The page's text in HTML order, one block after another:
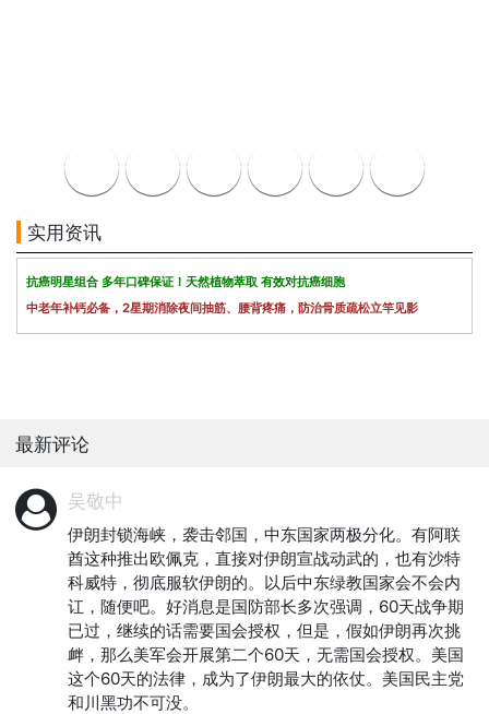
实用资讯
抗癌明星组合 多年口碑保证！天然植物萃取 有效对抗癌细胞
中老年补钙必备，2星期消除夜间抽筋、腰背疼痛，防治骨质疏松立竿见影
最新评论
吴敬中
伊朗封锁海峡，袭击邻国，中东国家两极分化。有阿联
酋这种推出欧佩克，直接对伊朗宣战动武的，也有沙特
科威特，彻底服软伊朗的。以后中东绿教国家会不会内
讧，随便吧。好消息是国防部长多次强调，60天战争期
已过，继续的话需要国会授权，但是，假如伊朗再次挑
衅，那么美军会开展第二个60天，无需国会授权。美国
这个60天的法律，成为了伊朗最大的依仗。美国民主党
和川黑功不可没。